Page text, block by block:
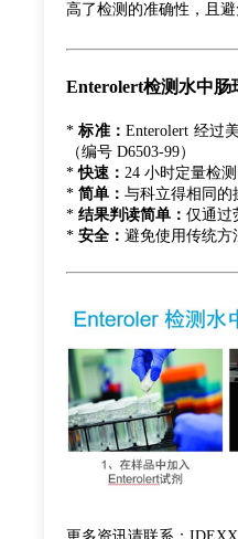
高了检测的准确性，且
Enterolert检测水中肠
*标准：Enterolert 经过
（编号 D6503-99）
*快速： 24 小时定量检
* 简单： 与科立得相同的
* 结果判读简单： 仅通过
* 安全： 避免使用传统方